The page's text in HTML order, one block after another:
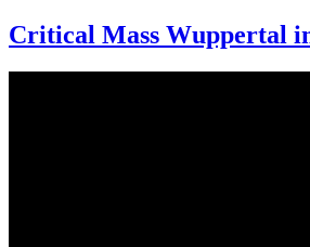
Critical Mass Wuppertal